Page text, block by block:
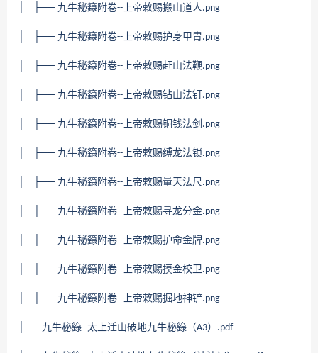
│ ├── 九牛秘籙附卷-- 上帝敕赐搬山道人.png
│ ├── 九牛秘籙附卷-- 上帝敕赐护身甲胄.png
│ ├── 九牛秘籙附卷-- 上帝敕赐赶山法鞭.png
│ ├── 九牛秘籙附卷-- 上帝敕赐钻山法钉 .png
│ ├── 九牛秘籙附卷-- 上帝敕赐铜钱法剑 .png
│ ├── 九牛秘籙附卷-- 上帝敕赐缚龙法锁.png
│ ├── 九牛秘籙附卷-- 上帝敕赐量天法尺 .png
│ ├── 九牛秘籙附卷-- 上帝敕赐寻龙分金.png
│ ├── 九牛秘籙附卷-- 上帝敕赐护命金牌.png
│ ├── 九牛秘籙附卷-- 上帝敕赐摸金校卫.png
│ ├── 九牛秘籙附卷-- 上帝敕赐掘地神铲.png
├── 九牛秘籙--太上迁山破地九牛秘籙（A3） .pdf